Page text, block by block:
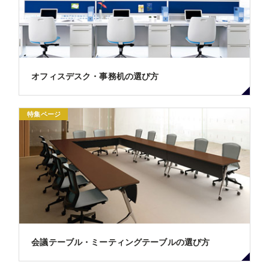
オフィスデスク・事務机の選び方
特集ページ
会議テーブル・ミーティングテーブルの選び方